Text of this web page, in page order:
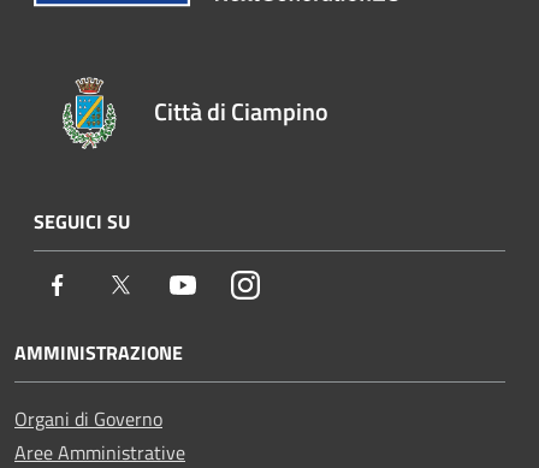
Città di Ciampino
SEGUICI SU
Facebook Twitter YoutubeInstagram
AMMINISTRAZIONE
Organi di Governo
Aree Amministrative